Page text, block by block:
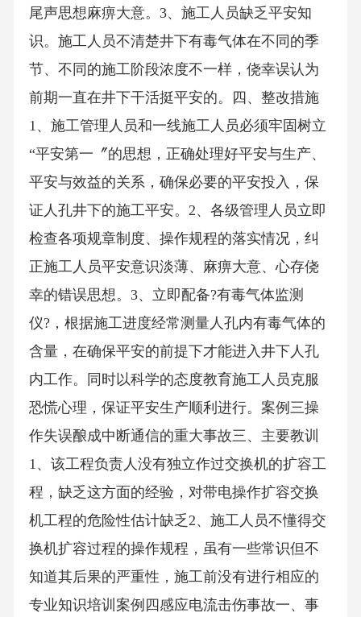
尾声思想麻痹大意。3、施工人员缺乏平安知
识。施工人员不清楚井下有毒气体在不同的季
节、不同的施工阶段浓度不一样，侥幸误认为
前期一直在井下干活挺平安的。四、整改措施
1、施工管理人员和一线施工人员必须牢固树立
“平安第一〞的思想，正确处理好平安与生产、
平安与效益的关系，确保必要的平安投入，保
证人孔井下的施工平安。2、各级管理人员立即
检查各项规章制度、操作规程的落实情况，纠
正施工人员平安意识淡薄、麻痹大意、心存侥
幸的错误思想。3、立即配备?有毒气体监测
仪?，根据施工进度经常测量人孔内有毒气体的
含量，在确保平安的前提下才能进入井下人孔
内工作。同时以科学的态度教育施工人员克服
恐慌心理，保证平安生产顺利进行。案例三操
作失误酿成中断通信的重大事故三、主要教训
1、该工程负责人没有独立作过交换机的扩容工
程，缺乏这方面的经验，对带电操作扩容交换
机工程的危险性估计缺乏2、施工人员不懂得交
换机扩容过程的操作规程，虽有一些常识但不
知道其后果的严重性，施工前没有进行相应的
专业知识培训案例四感应电流击伤事故一、事